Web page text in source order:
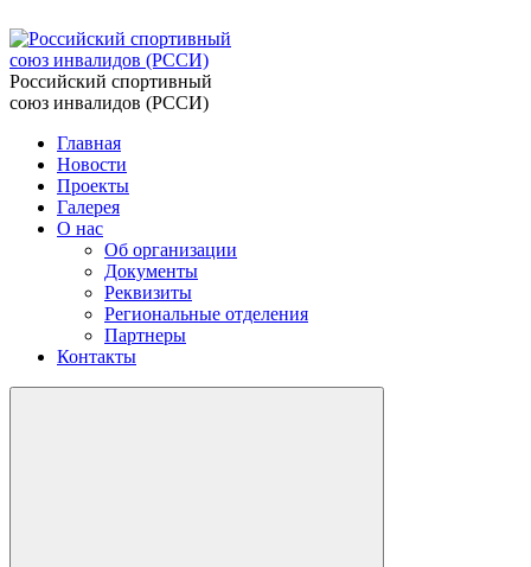
Российский спортивный
союз инвалидов (РССИ)
Главная
Новости
Проекты
Галерея
О нас
Об организации
Документы
Реквизиты
Региональные отделения
Партнеры
Контакты